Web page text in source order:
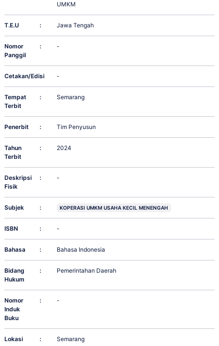
UMKM
T.E.U : Jawa Tengah
Nomor
Panggil
: -
Cetakan/Edisi
: -
Tempat
Terbit
: Semarang
Penerbit : Tim Penyusun
Tahun
Terbit
: 2024
Deskripsi
Fisik
: -
Subjek : KOPERASI UMKM USAHA KECIL MENENGAH
ISBN : -
Bahasa : Bahasa Indonesia
Bidang
Hukum
: Pemerintahan Daerah
Nomor
Induk
Buku
: -
Lokasi : Semarang